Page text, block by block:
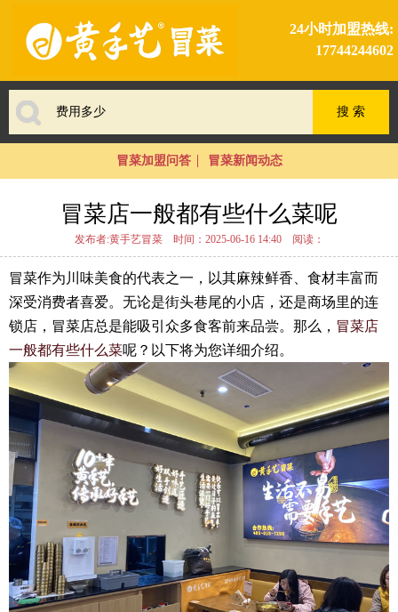
24小时加盟热线:
17744244602
冒菜加盟问答 冒菜新闻动态
冒菜店一般都有些什么菜呢
发布者:黄手艺冒菜 时间：2025-06-16 14:40 阅读：
冒菜作为川味美食的代表之一，以其麻辣鲜香、食材丰富而
深受消费者喜爱。无论是街头巷尾的小店，还是商场里的连
锁店，冒菜店总是能吸引众多食客前来品尝。那么， 冒菜店
一般都有些什么菜呢？以下将为您详细介绍。